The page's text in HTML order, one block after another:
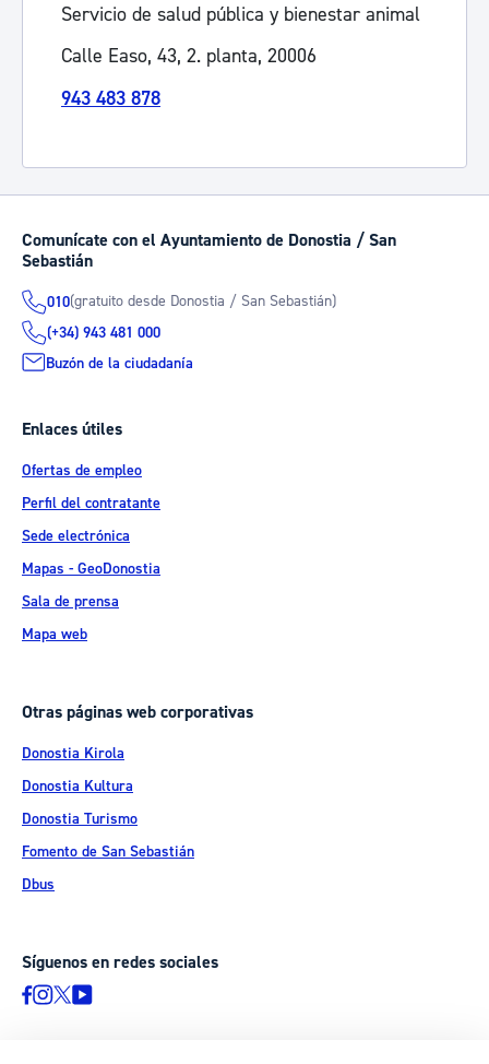
Servicio de salud pública y bienestar animal
Calle Easo, 43, 2. planta, 20006
943 483 878
Comunícate con el Ayuntamiento de Donostia / San
Sebastián
010(gratuito desde Donostia / San Sebastián)
(+34) 943 481 000
Buzón de la ciudadanía
Enlaces útiles
Ofertas de empleo
Perfil del contratante
Sede electrónica
Mapas - GeoDonostia
Sala de prensa
Mapa web
Otras páginas web corporativas
Donostia Kirola
Donostia Kultura
Donostia Turismo
Fomento de San Sebastián
Dbus
Síguenos en redes sociales